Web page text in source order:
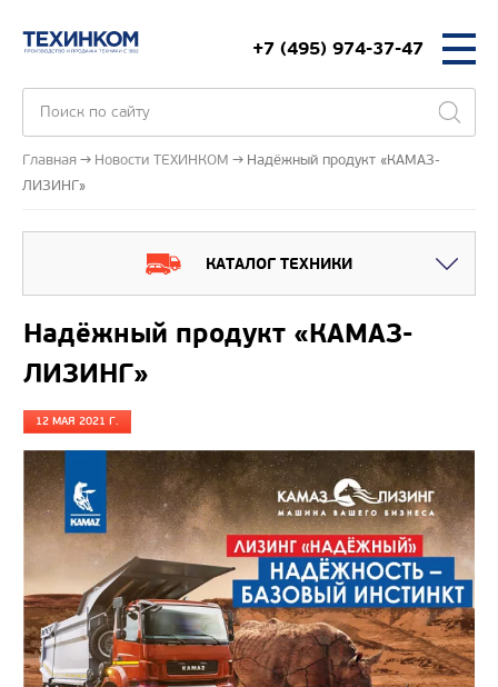
+7 (495) 974-37-47
Главная Новости ТЕХИНКОМ
Надёжный продукт «КАМАЗ-
ЛИЗИНГ»
КАТАЛОГ ТЕХНИКИ
Надёжный продукт «КАМАЗ-
ЛИЗИНГ»
12 МАЯ 2021 Г.